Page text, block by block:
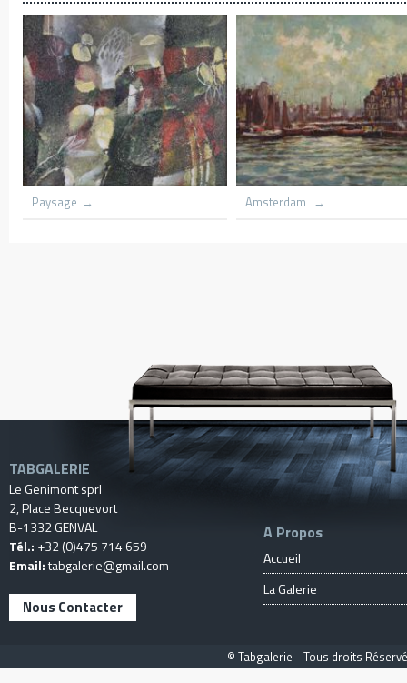
Village du congo Le hameau
TABGALERIE
Le Genimont sprl
2, Place Becquevort
B-1332 GENVAL
Tél.: +32 (0)475 714 659
Email:tabgalerie@gmail.com
Nous Contacter
A Propos
Accueil
La Galerie
© Tabgalerie - Tous droits